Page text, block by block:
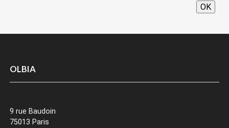
OK
OLBIA
9 rue Baudoin
75013 Paris